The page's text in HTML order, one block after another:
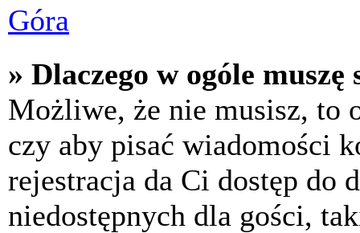
Góra
» Dlaczego w ogóle
Możliwe, że nie musisz, to
czy aby pisać wiadomości
rejestracja da Ci dostęp do
niedostępnych dla gości,